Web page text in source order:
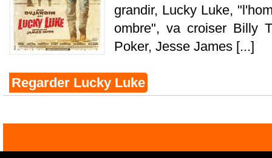
grandir, Lucky Luke,
ombre", va croiser Billy
Poker, Jesse James [...]
Regarder Lucky Luke